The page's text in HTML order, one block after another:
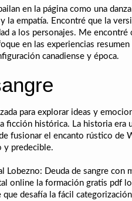
en la página como una
empatía. Encontré que la
a los personajes. Me
en las experiencias
canadiense y época.
para explorar ideas y
ficción histórica. La historia
fusionar el encanto rústico de
y predecible.
Lobezno: Deuda de sangre
online la formación gratis pdf
desafía la fácil